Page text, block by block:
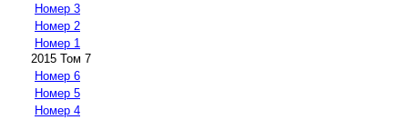
Номер 3
Номер 2
Номер 1
2015 Том 7
Номер 6
Номер 5
Номер 4